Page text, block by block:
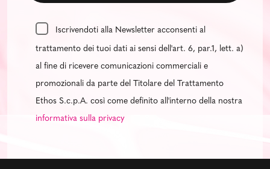
Iscrivendoti alla Newsletter acconsenti al
trattamento dei tuoi dati ai sensi dell'art. 6, par.1, lett. a)
al fine di ricevere comunicazioni commerciali e
promozionali da parte del Titolare del Trattamento
Ethos S.c.p.A. così come definito all'interno della nostra
informativa sulla privacy